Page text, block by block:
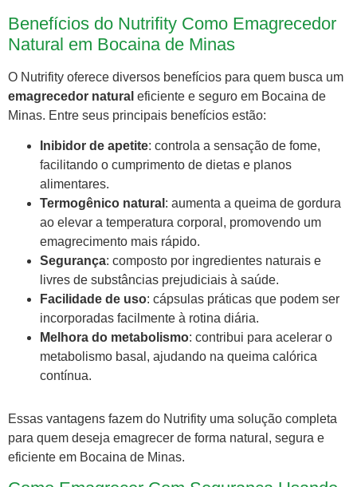
Benefícios do Nutrifity Como Emagrecedor
Natural em Bocaina de Minas
O Nutrifity oferece diversos benefícios para quem busca um
emagrecedor natural eficiente e seguro em Bocaina de
Minas. Entre seus principais benefícios estão:
Inibidor de apetite: controla a sensação de fome,
facilitando o cumprimento de dietas e planos
alimentares.
Termogênico natural : aumenta a queima de gordura
ao elevar a temperatura corporal, promovendo um
emagrecimento mais rápido.
Segurança: composto por ingredientes naturais e
livres de substâncias prejudiciais à saúde.
Facilidade de uso: cápsulas práticas que podem ser
incorporadas facilmente à rotina diária.
Melhora do metabolismo: contribui para acelerar o
metabolismo basal, ajudando na queima calórica
contínua.
Essas vantagens fazem do Nutrifity uma solução completa
para quem deseja emagrecer de forma natural, segura e
eficiente em Bocaina de Minas.